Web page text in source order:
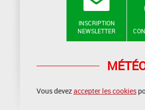
INSCRIPTION
NEWSLETTER
Vous devezaccepter les cookies